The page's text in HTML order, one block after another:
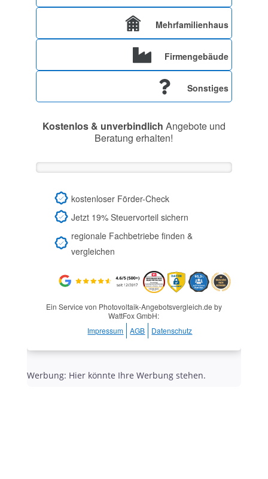
Mehrfamilienhaus
Firmengebäude
Sonstiges
Kostenlos & unverbindlich Angebote und
Beratung erhalten!
kostenloser Förder-Check
Jetzt 19% Steuervorteil sichern
regionale Fachbetriebe finden &
vergleichen
Ein Service von Photovoltaik-Angebotsvergleich.de by
WattFox GmbH:
Impressum
AGB Datenschutz
Werbung: Hier könnte Ihre Werbung stehen.